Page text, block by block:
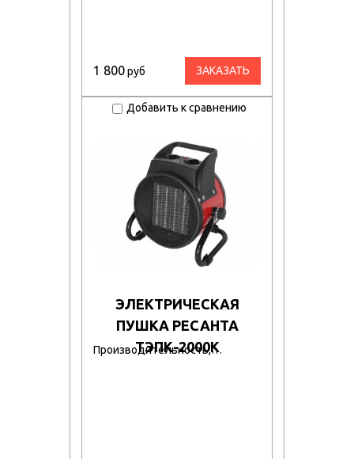
1 800руб ЗАКАЗАТЬ
Добавить к сравнению
ЭЛЕКТРИЧЕСКАЯ
ПУШКА РЕСАНТА
ТЭПК-2000K
Производительность,…